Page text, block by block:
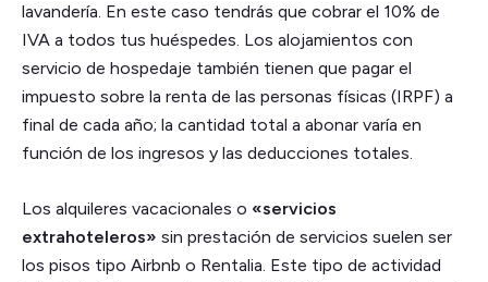
lavandería. En este caso tendrás que cobrar el 10% de
IVA a todos tus huéspedes. Los alojamientos con
servicio de hospedaje también tienen que pagar el
impuesto sobre la renta de las personas físicas (IRPF) a
final de cada año; la cantidad total a abonar varía en
función de los ingresos y las deducciones totales.
Los alquileres vacacionales o «servicios
extrahoteleros» sin prestación de servicios suelen ser
los pisos tipo Airbnb o Rentalia. Este tipo de actividad